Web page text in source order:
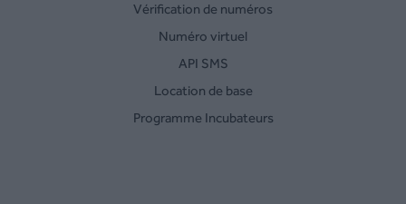
Vérification de numéros
Numéro virtuel
API SMS
Location de base
Programme Incubateurs